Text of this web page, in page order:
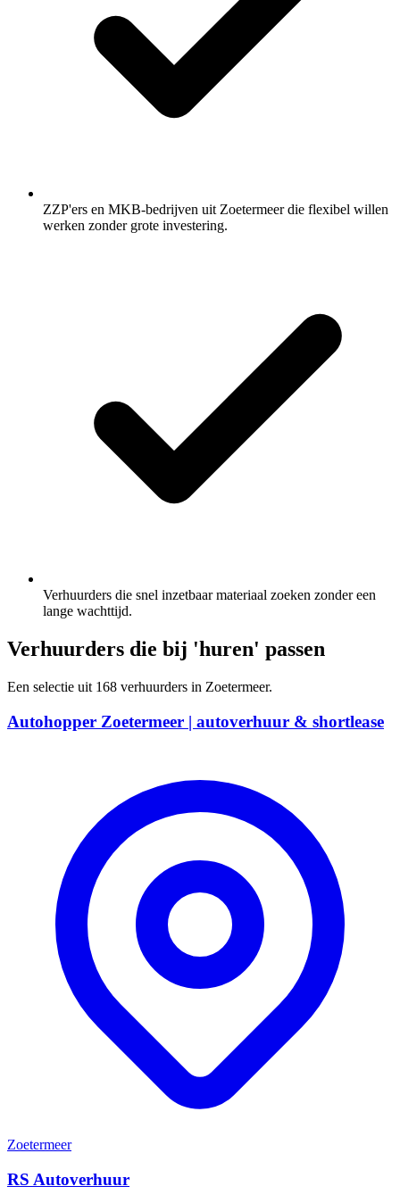
ZZP'ers en MKB-bedrijven uit Zoetermeer die flexibel willen
werken zonder grote investering.
Verhuurders die snel inzetbaar materiaal zoeken zonder een
lange wachttijd.
Verhuurders die bij 'huren' passen
Een selectie uit 168 verhuurders in Zoetermeer.
Autohopper Zoetermeer | autoverhuur & shortlease
Zoetermeer
RS Autoverhuur